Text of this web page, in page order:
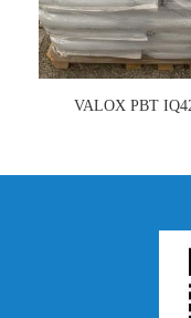
VALOX PBT